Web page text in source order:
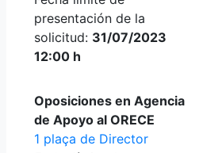
presentación de la
solicitud: 31/07/2023
12:00 h
Oposiciones en Agencia
de Apoyo al ORECE
1 plaça de Director